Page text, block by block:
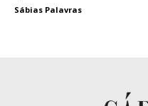
Sábias Palavras